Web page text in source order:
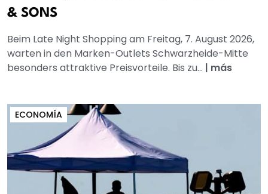
& SONS
Beim Late Night Shopping am Freitag, 7. August 2026,
warten in den Marken-Outlets Schwarzheide-Mitte
besonders attraktive Preisvorteile. Bis zu... | más
ECONOMÍA